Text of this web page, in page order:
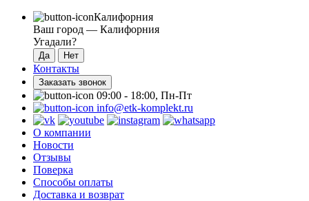
Калифорния
Ваш город — Калифорния
Угадали?
Контакты
Заказать звонок
09:00 - 18:00, Пн-Пт
info@etk-komplekt.ru
О компании
Новости
Отзывы
Поверка
Способы оплаты
Доставка и возврат